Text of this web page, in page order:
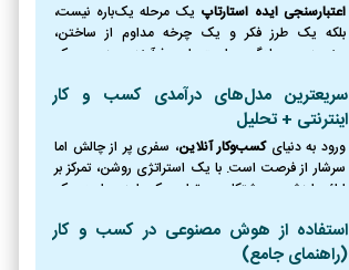
اعتبارسنجی ایده استارتاپ یک مرحله یک‌باره نیست،
بلکه یک طرز فکر و یک چرخه مداوم از ساختن،
سنجیدن و یادگیری است. این فرآیند، مرز بین یک
می‌کند.
سریعترین مدل‌های درآمدی کسب و کار
اینترنتی + تحلیل
ورود به دنیایکسب‌وکار آنلاین، سفری پر از چالش اما
سرشار از فرصت است. با یک استراتژی روشن، تمرکز بر
ارائه ارزش و پشتکار، می‌توان یک ایده را به یک
استفاده از هوش مصنوعی در کسب و کار
(راهنمای جامع)